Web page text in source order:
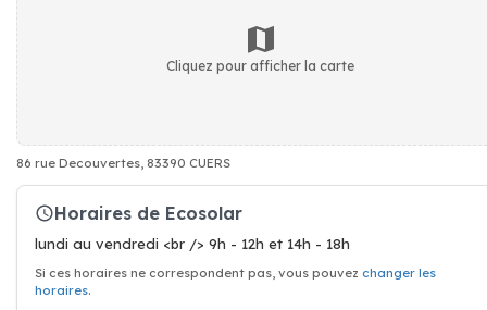
Cliquez pour afficher la carte
86 rue Decouvertes, 83390 CUERS
Horaires de Ecosolar
lundi au vendredi <br /> 9h - 12h et 14h - 18h
Si ces horaires ne correspondent pas, vous pouvez changer les
horaires.